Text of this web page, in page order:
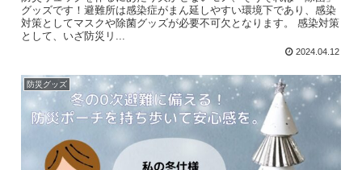
グッズです！避難所は感染症がまん延しやすい環境下であり、感染
対策としてマスクや除菌グッズが必要不可欠となります。 感染対策
として、いざ防災リ...
2024.04.12
防災グッズ